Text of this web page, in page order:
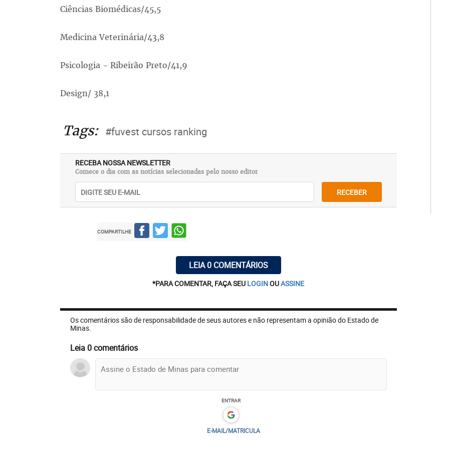
Ciências Biomédicas/45,5
Medicina Veterinária/43,8
Psicologia - Ribeirão Preto/41,9
Design/ 38,1
Tags: #fuvest cursos ranking
RECEBA NOSSA NEWSLETTER
Comece o dia com as notícias selecionadas pelo nosso editor
RECEBER
COMPARTILHE
LEIA 0 COMENTÁRIOS
*PARA COMENTAR, FAÇA SEU LOGINOUASSINE
Os comentários são de responsabilidade de seus autores e não representam a opinião do Estado de
Minas.
Leia 0 comentários
ENTRAR
E-MAIL/MATRICULA